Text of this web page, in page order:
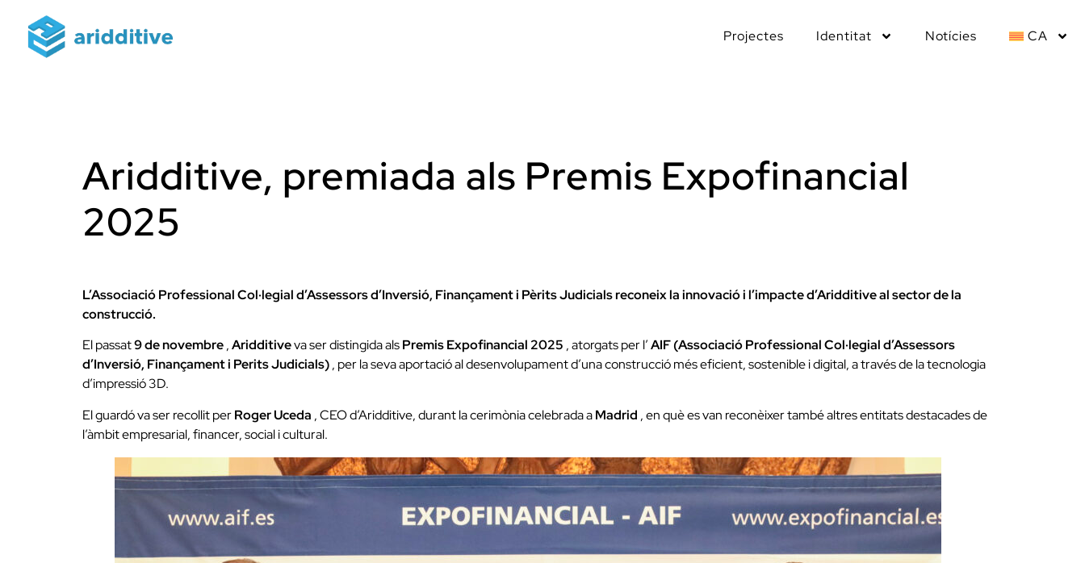
Projectes Identitat Notícies CA
Aridditive, premiada als Premis Expofinancial
2025
L’Associació Professional Col·legial d’Assessors d’Inversió, Finançament i Pèrits Judicials reconeix la innovació i l’impacte d’Aridditive al sector de la
construcció.
El passat9 de novembre,Aridditiveva ser distingida alsPremis Expofinancial 2025 , atorgats per l’AIF (Associació Professional Col·legial d’Assessors
d’Inversió, Finançament i Perits Judicials), per la seva aportació al desenvolupament d’una construcció més eficient, sostenible i digital, a través de la tecnologia
d’impressió 3D.
El guardó va ser recollit perRoger Uceda , CEO d’Aridditive, durant la cerimònia celebrada aMadrid , en què es van reconèixer també altres entitats destacades de
l’àmbit empresarial, financer, social i cultural.